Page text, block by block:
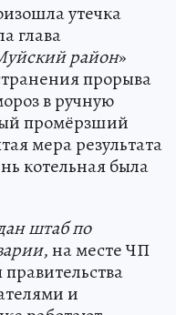
утечка
глава
район»
прорыва
в ручную
промёрзший
мера результата
котельная была
штаб по
, на месте ЧП
и